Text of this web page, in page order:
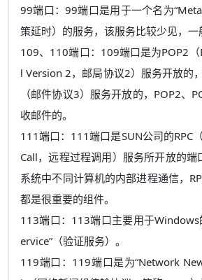
99端口：99端口是用于一个名为
策延时）的服务，该服务比较少见，一
109、110端口：109端口是为POP2
l Version 2，邮局协议2）服务开放的
（邮件协议3）服务开放的，POP2、
收邮件的。
111端口：111端口是SUN公司的RPC
Call，远程过程调用）服务所开放的
系统中不同计算机的内部进程通信，
都是很重要的组件。
113端口：113端口主要用于
ervice”（验证服务）。
119端口：119端口是为“Network